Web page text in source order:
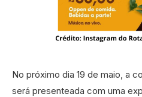
No próximo dia 19 de maio, a
será presenteada com uma